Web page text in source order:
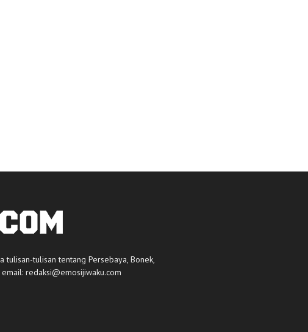
tulisan-tulisan tentang Persebaya, Bonek,
email:redaksi@emosijiwaku.com